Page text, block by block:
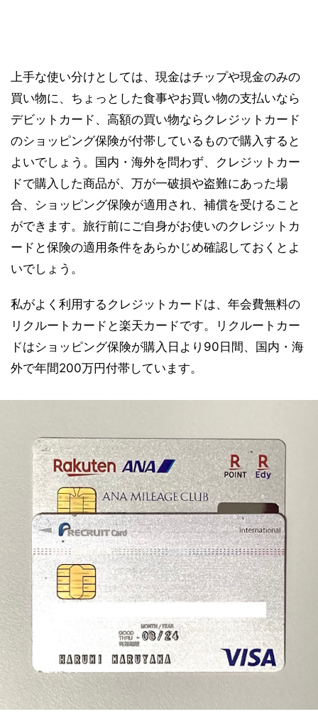
上手な使い分けとしては、現金はチップや現金のみの
買い物に、ちょっとした食事やお買い物の支払いなら
デビットカード、高額の買い物ならクレジットカード
のショッピング保険が付帯しているもので購入すると
よいでしょう。国内・海外を問わず、クレジットカー
ドで購入した商品が、万が一破損や盗難にあった場
合、ショッピング保険が適用され、補償を受けること
ができます。旅行前にご自身がお使いのクレジットカ
ードと保険の適用条件をあらかじめ確認しておくとよ
いでしょう。
私がよく利用するクレジットカードは、年会費無料の
リクルートカードと楽天カードです。リクルートカー
ドはショッピング保険が購入日より90日間、国内・海
外で年間200万円付帯しています。